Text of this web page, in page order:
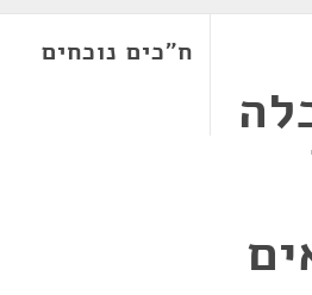
ח"כים נוכחים